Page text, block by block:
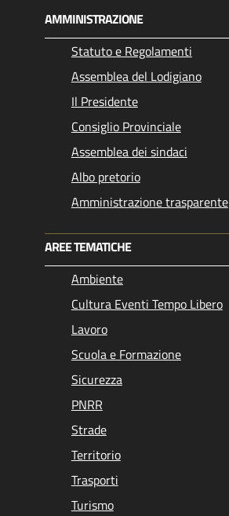
AMMINISTRAZIONE
Statuto e Regolamenti
Assemblea del Lodigiano
Il Presidente
Consiglio Provinciale
Assemblea dei sindaci
Albo pretorio
Amministrazione trasparente
AREE TEMATICHE
Ambiente
Cultura Eventi Tempo Libero
Lavoro
Scuola e Formazione
Sicurezza
PNRR
Strade
Territorio
Trasporti
Turismo